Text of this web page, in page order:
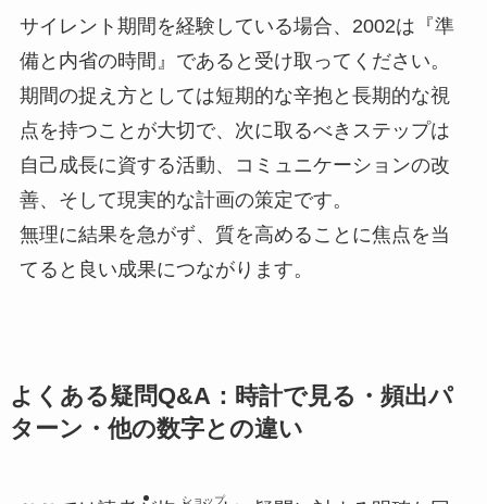
サイレント期間を経験している場合、2002は『準
備と内省の時間』であると受け取ってください。
期間の捉え方としては短期的な辛抱と長期的な視
点を持つことが大切で、次に取るべきステップは
自己成長に資する活動、コミュニケーションの改
善、そして現実的な計画の策定です。
無理に結果を急がず、質を高めることに焦点を当
てると良い成果につながります。
よくある疑問Q&A：時計で見る・頻出パ
ターン・他の数字との違い
ショップ